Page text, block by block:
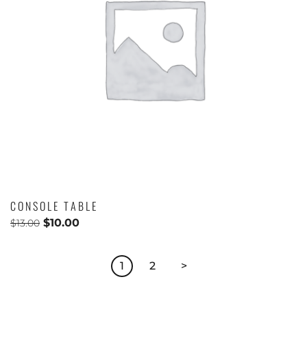
CONSOLE TABLE
$13.00 $10.00
1 2 >